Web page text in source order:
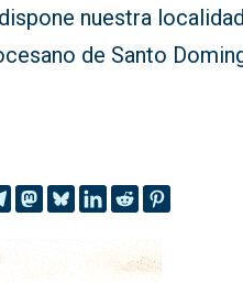
nuestra
de Santo